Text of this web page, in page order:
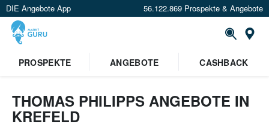
DIE Angebote App 56.122.869 Prospekte & Angebote
PROSPEKTE
ANGEBOTE CASHBACK
THOMAS PHILIPPS ANGEBOTE IN
KREFELD